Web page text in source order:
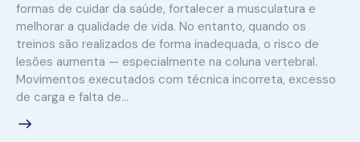
formas de cuidar da saúde, fortalecer a musculatura e
melhorar a qualidade de vida. No entanto, quando os
treinos são realizados de forma inadequada, o risco de
lesões aumenta — especialmente na coluna vertebral.
Movimentos executados com técnica incorreta, excesso
de carga e falta de…